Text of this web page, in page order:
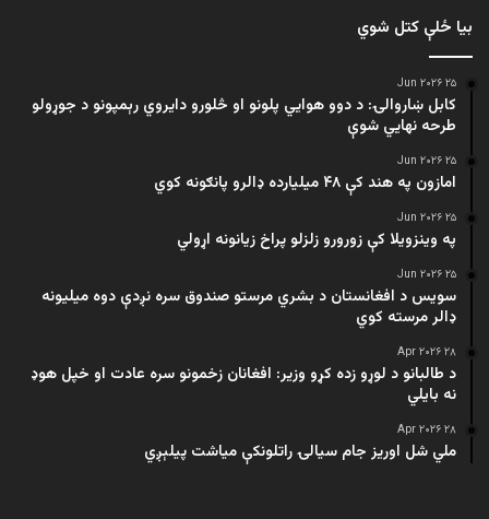
بیا ځلې کتل شوي
۲۵ Jun ۲۰۲۶
کابل ښاروالۍ: د دوو هوايي پلونو او څلورو دایروي رېمپونو د جوړولو
طرحه نهایي شوې
۲۵ Jun ۲۰۲۶
امازون په هند کې ۴۸ میلیارده ډالرو پانګونه کوي
۲۵ Jun ۲۰۲۶
په وینزویلا کې زورورو زلزلو پراخ زیانونه اړولي
۲۵ Jun ۲۰۲۶
سویس د افغانستان د بشري مرستو صندوق سره نږدې دوه میلیونه
ډالر مرسته کوي
۲۸ Apr ۲۰۲۶
د طالبانو د لوړو زده کړو وزیر: افغانان زخمونو سره عادت او خپل هوډ
نه بایلي
۲۸ Apr ۲۰۲۶
ملي شل اوریز جام سیالۍ راتلونکې میاشت پیلېږي